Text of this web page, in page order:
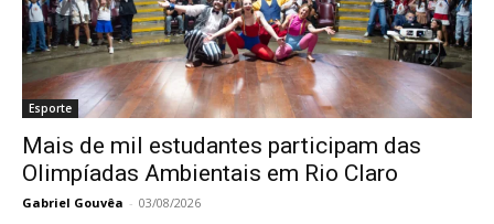
Esporte
Mais de mil estudantes participam das
Olimpíadas Ambientais em Rio Claro
Gabriel Gouvêa - 03/08/2026